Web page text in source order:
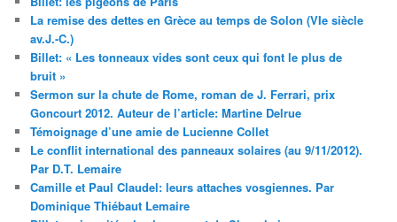
La remise des dettes en Grèce au temps de Solon (VIe siècle
av.J.-C.)
Billet: « Les tonneaux vides sont ceux qui font le plus de
bruit »
Sermon sur la chute de Rome, roman de J. Ferrari, prix
Goncourt 2012. Auteur de l’article: Martine Delrue
Témoignage d’une amie de Lucienne Collet
Le conflit international des panneaux solaires (au 9/11/2012).
Par D.T. Lemaire
Camille et Paul Claudel: leurs attaches vosgiennes. Par
Dominique Thiébaut Lemaire